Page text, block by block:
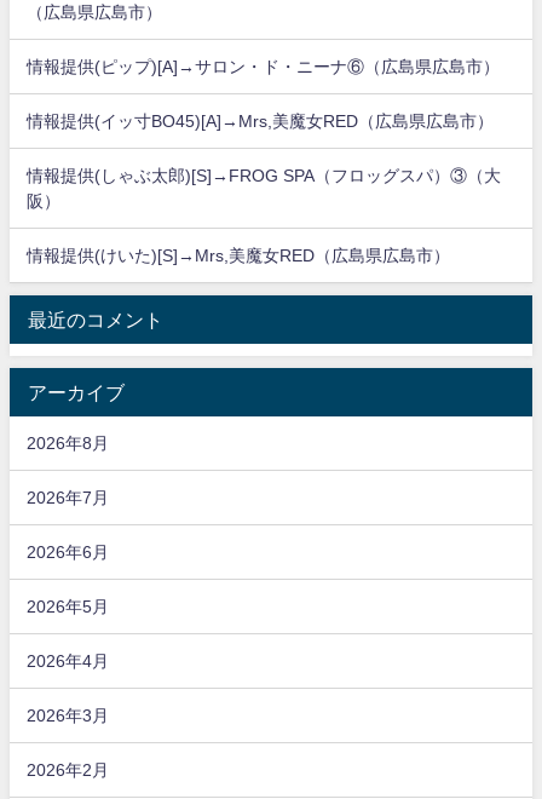
（広島県広島市）
情報提供(ピップ)[A]→サロン・ド・ニーナ⑥（広島県広島市）
情報提供(イッ寸BO45)[A]→Mrs,美魔女RED（広島県広島市）
情報提供(しゃぶ太郎)[S]→FROG SPA（フロッグスパ）③（大
阪）
情報提供(けいた)[S]→Mrs,美魔女RED（広島県広島市）
最近のコメント
アーカイブ
2026年8月
2026年7月
2026年6月
2026年5月
2026年4月
2026年3月
2026年2月